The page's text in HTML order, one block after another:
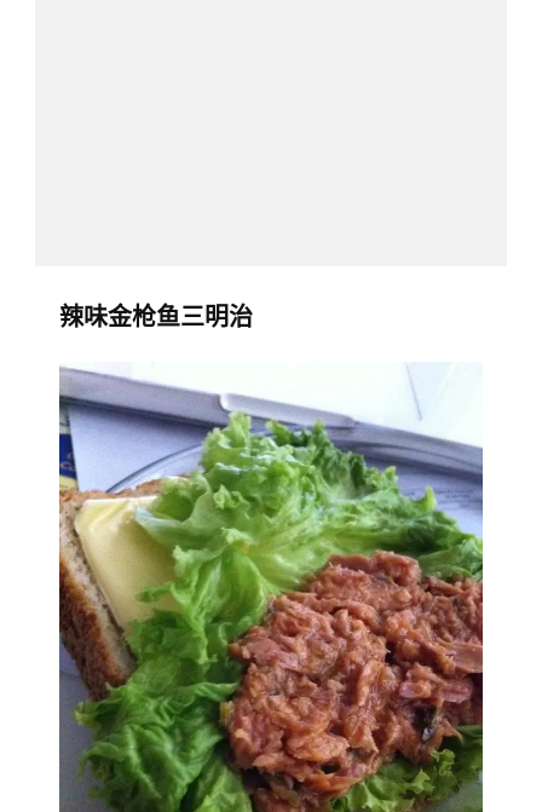
辣味金枪鱼三明治